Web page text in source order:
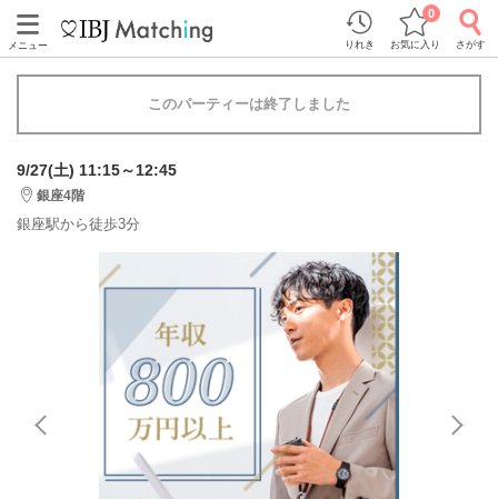
メニュー りれき お気に入り
0
さがす
このパーティーは終了しました
9/27(土) 11:15～12:45
銀座4階
銀座駅から徒歩3分